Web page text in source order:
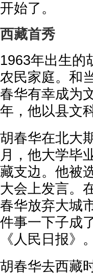
开始了。
西藏首秀
1963年出生的
农民家庭。和
春华有幸成为
年，他以县文
胡春华在北大
月，他大学毕
藏支边。他被
大会上发言。
春华放弃大城
件事一下子成
《人民日报》。
胡春华去西藏